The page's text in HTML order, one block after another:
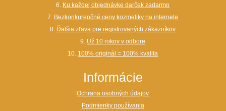
6. Ku každej objednávke darček zadarmo
7. Bezkonkurenčné ceny kozmetiky na internete
8. Ďalšia zľava pre registrovaných zákazníkov
9. Už 10 rokov v odbore
10. 100% originál = 100% kvalita
Informácie
Ochrana osobných údajov
Podmienky používania